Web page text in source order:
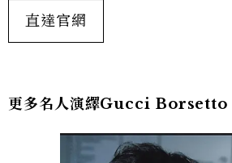
直達官網
更多名人演繹Gucci Borsetto